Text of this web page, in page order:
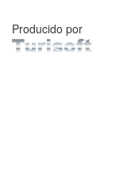
Producido por